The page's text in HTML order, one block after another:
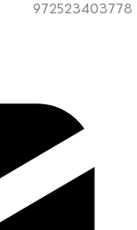
972523403778